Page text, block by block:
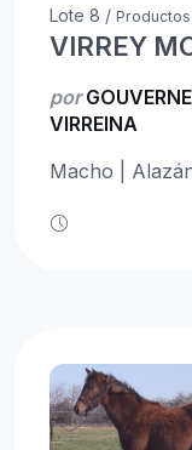
Lote 8 /
VIRREY
por
VIRREINA
Macho |